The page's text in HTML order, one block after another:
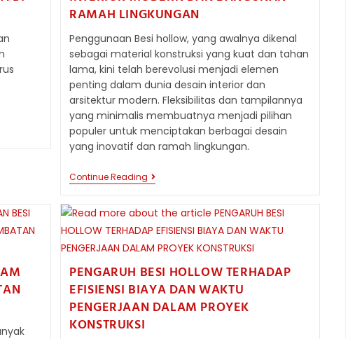
RAMAH LINGKUNGAN
Penggunaan Besi hollow, yang awalnya dikenal
sebagai material konstruksi yang kuat dan tahan
lama, kini telah berevolusi menjadi elemen
penting dalam dunia desain interior dan
arsitektur modern. Fleksibilitas dan tampilannya
yang minimalis membuatnya menjadi pilihan
populer untuk menciptakan berbagai desain
yang inovatif dan ramah lingkungan.
Continue Reading PENGGUNAAN
BESI
DESAIN
MODERN
DAN
BANGUNAN
RAMAH
LINGKUNGAN
PENGARUH BESI HOLLOW TERHADAP
EFISIENSI BIAYA DAN WAKTU
PENGERJAAN DALAM PROYEK
KONSTRUKSI